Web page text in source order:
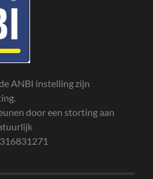
ANBI instelling zijn
door een storting aan